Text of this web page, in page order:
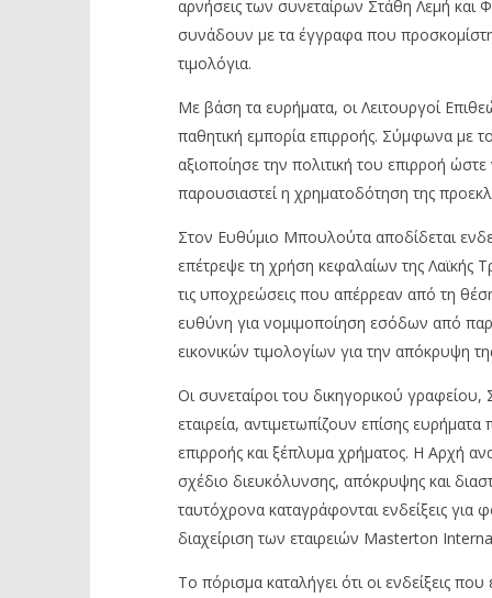
αρνήσεις των συνεταίρων Στάθη Λεμή και
συνάδουν με τα έγγραφα που
τιμολόγια.
Με βάση τα ευρήματα, οι Λειτουργοί
παθητική εμπορία επιρροής. Σύμφωνα με
αξιοποίησε την πολιτική του επιρροή
παρουσιαστεί η χρηματοδότηση της
Στον Ευθύμιο Μπουλούτα αποδίδεται
επέτρεψε τη χρήση κεφαλαίων της Λαϊκής
τις υποχρεώσεις που απέρρεαν από τη
ευθύνη για νομιμοποίηση εσόδων από
εικονικών τιμολογίων για την απόκρυψη
Οι συνεταίροι του δικηγορικού γραφείου,
εταιρεία, αντιμετωπίζουν επίσης
επιρροής και ξέπλυμα χρήματος. Η Αρχή
σχέδιο διευκόλυνσης, απόκρυψης και
ταυτόχρονα καταγράφονται ενδείξεις
διαχείριση των εταιρειών Masterton
Το πόρισμα καταλήγει ότι οι ενδείξεις